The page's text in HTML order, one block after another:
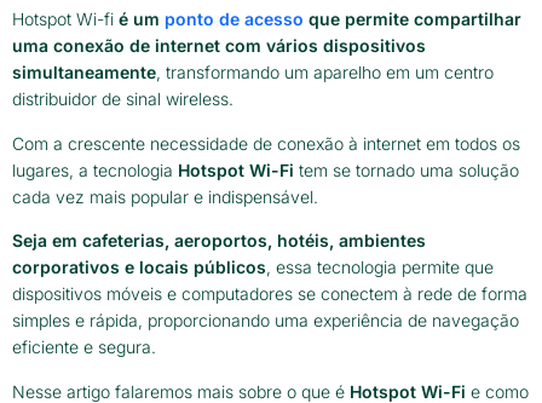
Hotspot Wi-fi é um ponto de acesso que permite compartilhar
uma conexão de internet com vários dispositivos
simultaneamente, transformando um aparelho em um centro
distribuidor de sinal wireless.
Com a crescente necessidade de conexão à internet em todos os
lugares, a tecnologia Hotspot Wi-Fi tem se tornado uma solução
cada vez mais popular e indispensável.
Seja em cafeterias, aeroportos, hotéis, ambientes
corporativos e locais públicos, essa tecnologia permite que
dispositivos móveis e computadores se conectem à rede de forma
simples e rápida, proporcionando uma experiência de navegação
eficiente e segura.
Nesse artigo falaremos mais sobre o que é Hotspot Wi-Fi e como